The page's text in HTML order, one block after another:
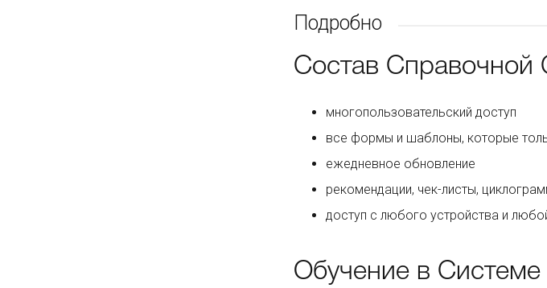
Подробно
Состав
многопользовательский доступ
все формы и шаблоны, которые
ежедневное обновление
рекомендации, чек-листы,
доступ с любого устройства и
Обучение в